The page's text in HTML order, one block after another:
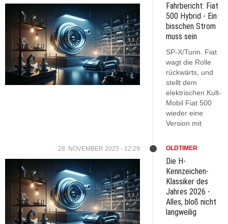
Fahrbericht: Fiat
500 Hybrid - Ein
bisschen Strom
muss sein
SP-X/Turin. Fiat
wagt die Rolle
rückwärts, und
stellt dem
elektrischen Kult-
Mobil Fiat 500
wieder eine
Version mit
28. NOVEMBER 2025 - 12:29 OLDTIMER
Die H-
Kennzeichen-
Klassiker des
Jahres 2026 -
Alles, bloß nicht
langweilig